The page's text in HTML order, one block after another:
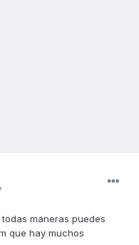
maneras puedes
que hay muchos